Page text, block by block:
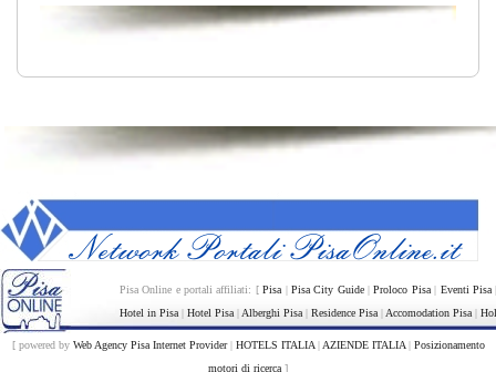
Pisa Online e portali affiliati: [Pisa | Pisa City Guide|Proloco Pisa| Eventi Pisa
Hotel in Pisa | Hotel Pisa | Alberghi Pisa | Residence Pisa | Accomodation Pisa |
[ powered by Web Agency Pisa Internet Provider| HOTELS ITALIA| AZIENDE ITALIA| Posizionamento
motori di ricerca ]